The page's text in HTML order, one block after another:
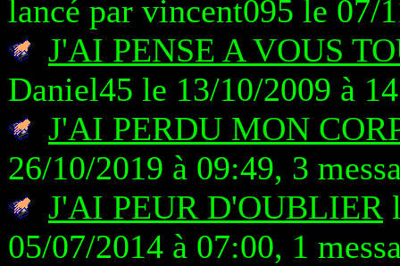
lancé par vincent095 le 07/
J'AI PENSE A VOUS
Daniel45 le 13/10/2009 à
J'AI PERDU MON
26/10/2019 à 09:49, 3
J'AI PEUR D'OUBLIER
05/07/2014 à 07:00, 1